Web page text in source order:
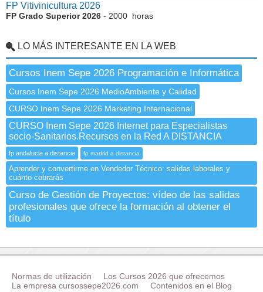
FP Vitivinicultura 2026
FP Grado Superior 2026 - 2000 horas
LO MÁS INTERESANTE EN LA WEB
Cursos Inem Sepe 2026 Programación e Informática
Cursos Inem Sepe 2026 MedioAmbiente y Calidad
CURSO Inem Sepe 2026 Marketing Internacional
CURSO Inem Sepe 2026 Internet para Especialistas
socio-Sanitarios.Recursos en la Red A DISTANCIA
fp andalucia a distancia fp madrid a distancia
Aprender y convertirme en Vendedor Técnico: salidas laborales y
cuánto cobrarás
Curso de Gestión de Proyectos: vídeo de las salidas
profesionales que ofrece la formación al obtener el
título
Normas de utilización
Los Cursos 2026 que ofrecemos
La empresa cursossepe2026.com
Contenidos en el Blog